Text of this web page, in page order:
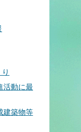
活動に最
建築物等